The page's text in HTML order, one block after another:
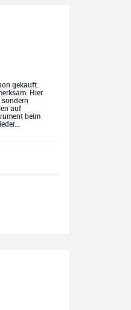
gekauft.
Hier
auf
beim
gekauft.
man sich
beim
sich aus.